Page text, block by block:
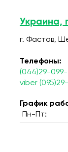
Украина,
г. Фастов,
Телефоны:
(044)29-
viber
График
Пн-Пт: